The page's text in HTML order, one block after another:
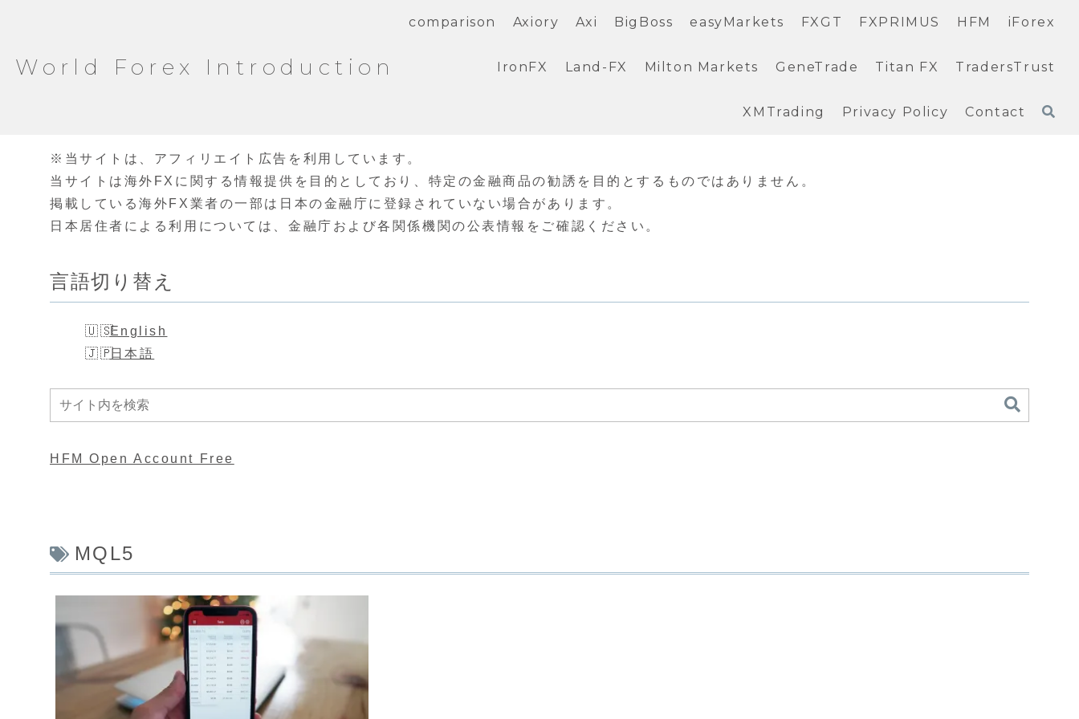
World Forex Introduction
comparison Axiory Axi BigBoss easyMarkets FXGT FXPRIMUS HFM iForex
IronFX Land-FX Milton Markets GeneTrade Titan FX TradersTrust
XMTrading Privacy Policy Contact
※当サイトは、アフィリエイト広告を利用しています。
当サイトは海外FXに関する情報提供を目的としており、特定の金融商品の勧誘を目的とするものではありません。
掲載している海外FX業者の一部は日本の金融庁に登録されていない場合があります。
日本居住者による利用については、金融庁および各関係機関の公表情報をご確認ください。
言語切り替え
English
日本語
HFM Open Account Free
MQL5